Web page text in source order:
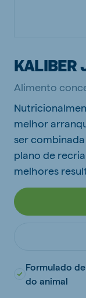
KALIBER
Alimento
melhor
ser
plano de
melhores
Formulado
do animal